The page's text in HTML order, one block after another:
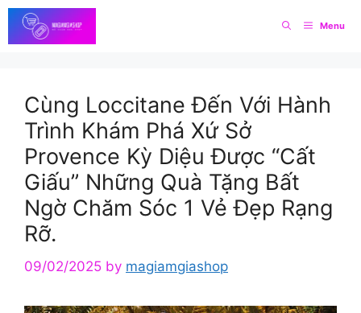
Skip
to
content
Menu
Cùng Loccitane Đến Với Hành
Trình Khám Phá Xứ Sở
Provence Kỳ Diệu Được “Cất
Giấu” Những Quà Tặng Bất
Ngờ Chăm Sóc 1 Vẻ Đẹp Rạng
Rỡ.
09/02/2025 by magiamgiashop